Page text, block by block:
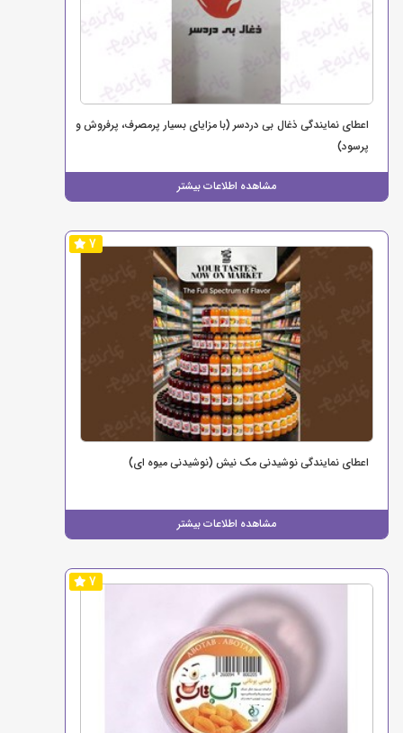
اعطای نمایندگی ذغال بی دردسر (با مزایای بسیار پرمصرف، پرفروش و
پرسود)
مشاهده اطلاعات بیشتر
7
اعطای نمایندگی نوشیدنی مک نیش (نوشیدنی میوه ای)
مشاهده اطلاعات بیشتر
7